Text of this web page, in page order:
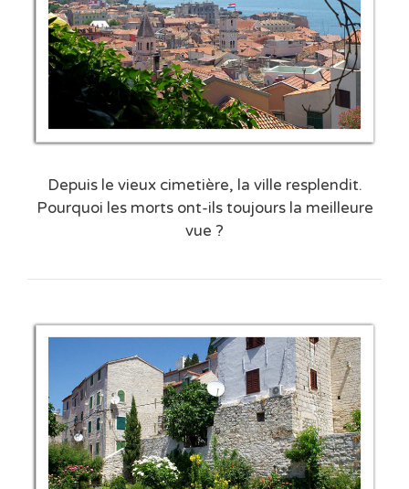
Depuis le vieux cimetière, la ville resplendit.
Pourquoi les morts ont-ils toujours la meilleure
vue ?